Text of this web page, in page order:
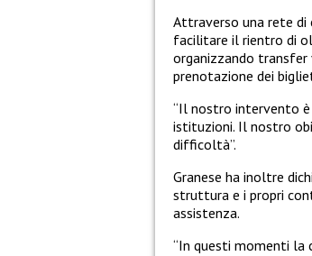
Attraverso una rete
facilitare il rientro di
organizzando
prenotazione dei
“Il nostro intervento
istituzioni. Il nostro
difficoltà”.
Granese ha inoltre
struttura e i propri
assistenza.
“In questi momenti